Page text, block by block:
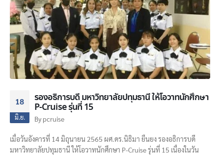
18
มิ.ย.
รองอธิการบดี​ มหาวิทยาลัย​ปทุมธานี​ ให้โอวาทนักศึกษา​
P-Cruise​ รุ่นที่ 15​
By pcruise
เมื่อวันอังคารที่ 14 มิถุนายน 2565 ผศ.ดร.นิธิมา ยืนยง​ รองอธิการบดี​
มหาวิทยาลัย​ปทุมธานี​ ให้โอวาทนักศึกษา​ P-Cruise​ รุ่นที่ 15 เนื่องในวัน